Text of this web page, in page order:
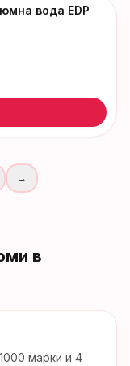
вода EDP
→
в
1000 марки и 4